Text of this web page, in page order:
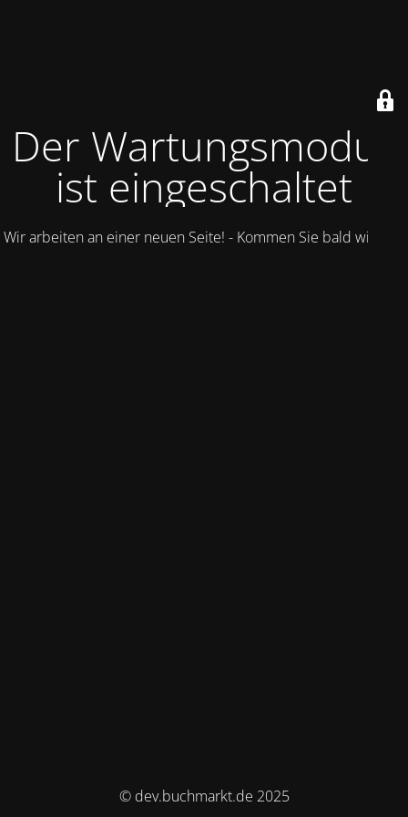
Der Wartungsmodus
ist eingeschaltet
Wir arbeiten an einer neuen Seite! - Kommen Sie bald wieder.
© dev.buchmarkt.de 2025